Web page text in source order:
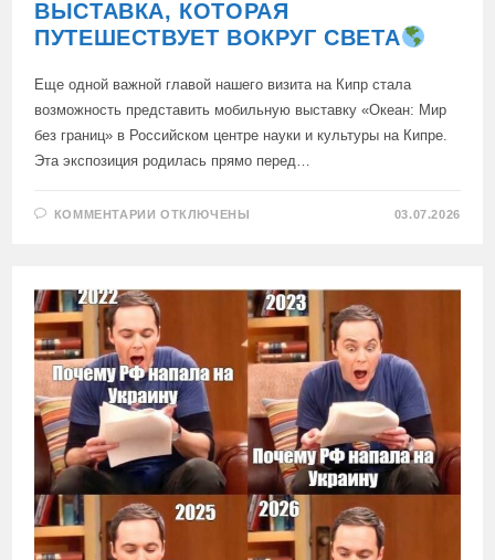
ВЫСТАВКА, КОТОРАЯ
ПУТЕШЕСТВУЕТ ВОКРУГ СВЕТА
Еще одной важной главой нашего визита на Кипр стала
возможность представить мобильную выставку «Океан: Мир
без границ» в Российском центре науки и культуры на Кипре.
Эта экспозиция родилась прямо перед…
КОММЕНТАРИИ К
ГРАНИЦ»
—
ВЫСТАВКА,
КОТОРАЯ
ПУТЕШЕСТВУЕТ
ВОКРУГ
СВЕТА
ОТКЛЮЧЕНЫ 03.07.2026